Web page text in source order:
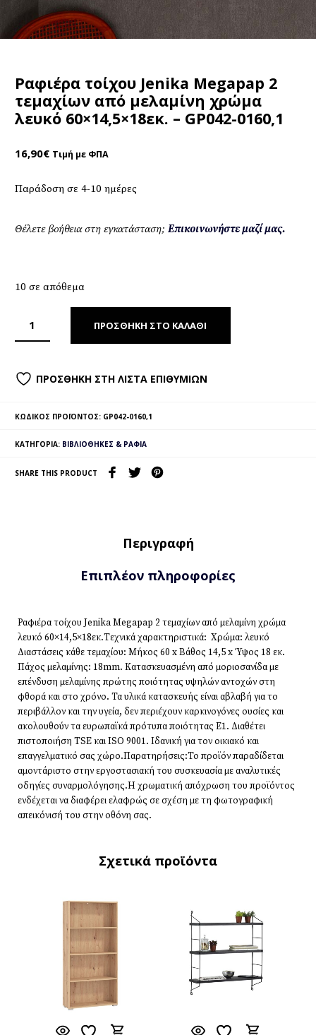
Ραφιέρα τοίχου Jenika Megapap 2
τεμαχίων από μελαμίνη χρώμα
λευκό 60×14,5×18εκ. – GP042-0160,1
16,90€ Τιμή με ΦΠΑ
Παράδοση σε 4-10 ημέρες
Θέλετε βοήθεια στη εγκατάσταση; Επικοινωνήστε μαζί μας.
10 σε απόθεμα
ΠΡΟΣΘΉΚΗ ΣΤΟ ΚΑΛΆΘΙ
ΠΡΟΣΘΉΚΗ ΣΤΗ ΛΊΣΤΑ ΕΠΙΘΥΜΙΏΝ
ΚΩΔΙΚΌΣ ΠΡΟΪΌΝΤΟΣ: GP042-0160,1
ΚΑΤΗΓΟΡΊΑ: ΒΙΒΛΙΟΘΉΚΕΣ & ΡΆΦΙΑ
SHARE THIS PRODUCT
Περιγραφή
Επιπλέον πληροφορίες
Ραφιέρα τοίχου Jenika Megapap 2 τεμαχίων από μελαμίνη χρώμα
λευκό 60×14,5×18εκ.Τεχνικά χαρακτηριστικά: Χρώμα: λευκό
Διαστάσεις κάθε τεμαχίου: Μήκος 60 x Βάθος 14,5 x Ύψος 18 εκ.
Πάχος μελαμίνης: 18mm. Κατασκευασμένη από μοριοσανίδα με
επένδυση μελαμίνης πρώτης ποιότητας υψηλών αντοχών στη
φθορά και στο χρόνο. Τα υλικά κατασκευής είναι αβλαβή για το
περιβάλλον και την υγεία, δεν περιέχουν καρκινογόνες ουσίες και
ακολουθούν τα ευρωπαϊκά πρότυπα ποιότητας Ε1. Διαθέτει
πιστοποιήση TSE και ISO 9001. Ιδανική για τον οικιακό και
επαγγελματικό σας χώρο.Παρατηρήσεις:Το προϊόν παραδίδεται
αμοντάριστο στην εργοστασιακή του συσκευασία με αναλυτικές
οδηγίες συναρμολόγησης.Η χρωματική απόχρωση του προϊόντος
ενδέχεται να διαφέρει ελαφρώς σε σχέση με τη φωτογραφική
απεικόνισή του στην οθόνη σας.
Σχετικά προϊόντα